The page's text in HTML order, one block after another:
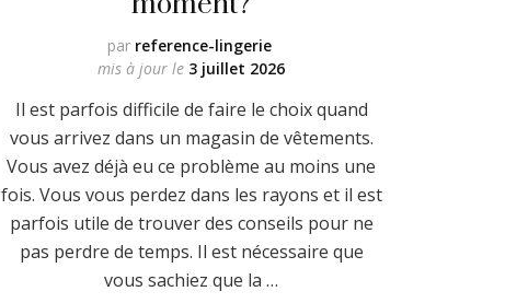
par reference-lingerie
mis à jour le 3 juillet 2026
Il est parfois difficile de faire le choix quand
vous arrivez dans un magasin de vêtements.
Vous avez déjà eu ce problème au moins une
fois. Vous vous perdez dans les rayons et il est
parfois utile de trouver des conseils pour ne
pas perdre de temps. Il est nécessaire que
vous sachiez que la …